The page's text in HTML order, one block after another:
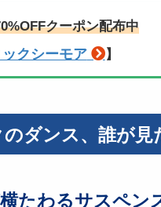
クーポン配布中
ックシーモア 】
のダンス、誰が
たわるサスペン